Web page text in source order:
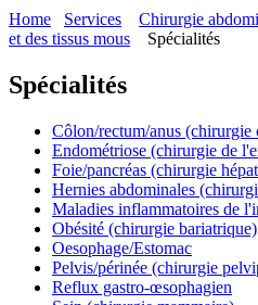
Home
Services
Chirurgie
et des tissus mous
Spécialités
Spécialités
Côlon/rectum/anus
Endométriose (chirurgie de
Foie/pancréas (chirurgie
Hernies abdominales
Maladies inflammatoires de
Obésité (chirurgie bariatrique)
Oesophage/Estomac
Pelvis/périnée (chirurgie
Reflux gastro-œsophagien